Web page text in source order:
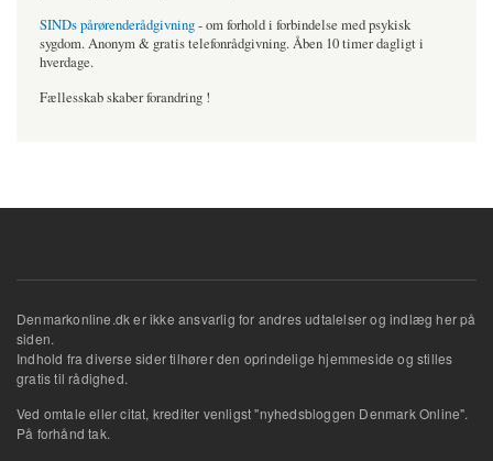
SINDs pårørenderådgivning- om forhold i forbindelse med psykisk
sygdom. Anonym & gratis telefonrådgivning. Åben 10 timer dagligt i
hverdage.
Fællesskab skaber forandring !
Denmarkonline.dk er ikke ansvarlig for andres udtalelser og indlæg her på
siden.
Indhold fra diverse sider tilhører den oprindelige hjemmeside og stilles
gratis til rådighed.
Ved omtale eller citat, krediter venligst "nyhedsbloggen Denmark Online".
På forhånd tak.